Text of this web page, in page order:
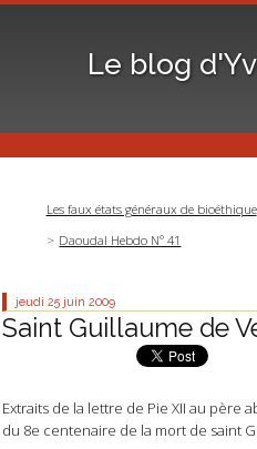
Le blog
Les faux états généraux de bioéthique
Daoudal Hebdo N° 41
jeudi 25 juin 2009
Saint Guillaume de
Extraits de la lettre de Pie XII au père
du 8e centenaire de la mort de saint